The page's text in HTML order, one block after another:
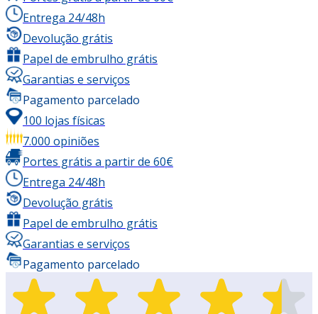
Entrega 24/48h
Devolução grátis
Papel de embrulho grátis
Garantias e serviços
Pagamento parcelado
100 lojas físicas
7.000 opiniões
Portes grátis a partir de 60€
Entrega 24/48h
Devolução grátis
Papel de embrulho grátis
Garantias e serviços
Pagamento parcelado